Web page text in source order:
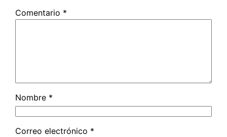
Comentario *
Nombre *
Correo electrónico *